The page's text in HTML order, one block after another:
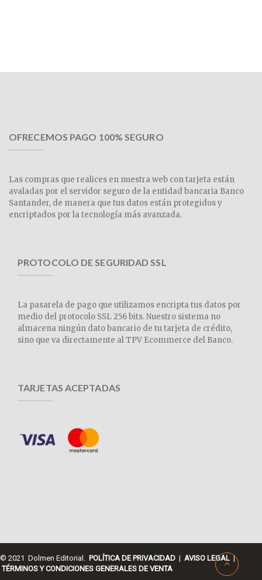
OFRECEMOS PAGO 100% SEGURO
Las compras que realices en nuestra web con tarjeta están
avaladas por el servidor seguro de la entidad bancaria Banco
Santander, de manera que tus datos están protegidos y
encriptados por la tecnología más avanzada.
PROTOCOLO DE SEGURIDAD SSL
La pasarela de pago que utilizamos encripta tus datos por
medio del protocolo SSL 256 bits. Nuestro sistema no
almacena ningún dato bancario de tu tarjeta de crédito,
sino que va directamente al TPV Ecommerce del Banco.
TARJETAS ACEPTADAS
© 2021 Dolmen Editorial. POLÍTICA DE PRIVACIDAD | AVISO LEGAL |
TÉRMINOS Y CONDICIONES GENERALES DE VENTA